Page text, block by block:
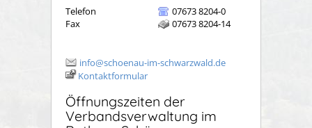
Telefon
07673 8204-0
Fax
07673 8204-14
info@schoenau-im-schwarzwald.de
Kontaktformular
Öffnungszeiten der
Verbandsverwaltung im